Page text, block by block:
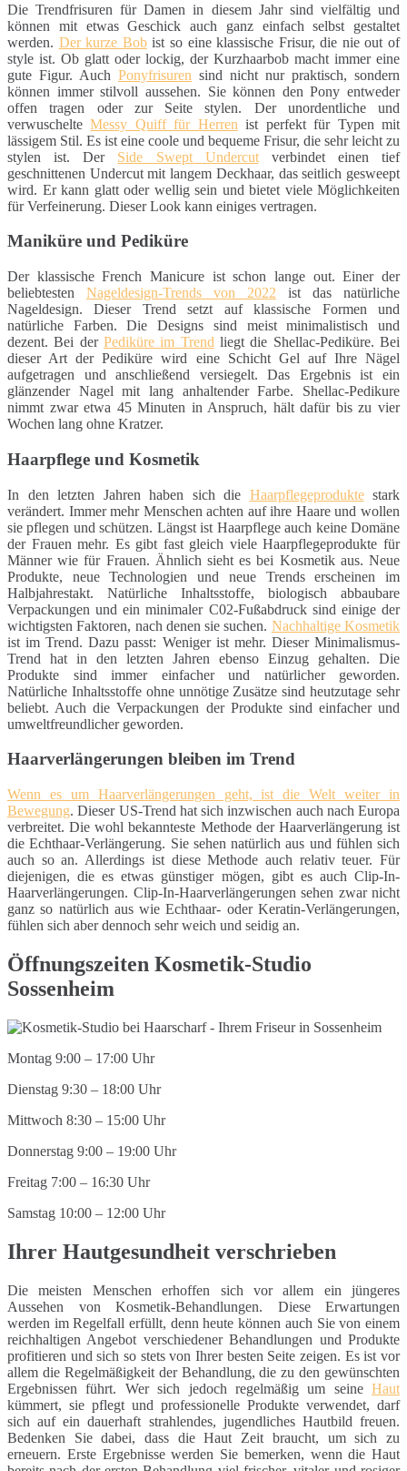
Die Trendfrisuren für Damen in diesem Jahr sind vielfältig und
können mit etwas Geschick auch ganz einfach selbst gestaltet
werden. Der kurze Bobist so eine klassische Frisur, die nie out of
style ist. Ob glatt oder lockig, der Kurzhaarbob macht immer eine
gute Figur. Auch Ponyfrisuren sind nicht nur praktisch, sondern
können immer stilvoll aussehen. Sie können den Pony entweder
offen tragen oder zur Seite stylen. Der unordentliche und
verwuschelteMessy Quiff für Herren ist perfekt für Typen mit
lässigem Stil. Es ist eine coole und bequeme Frisur, die sehr leicht zu
stylen ist. Der Side Swept Undercutverbindet einen tief
geschnittenen Undercut mit langem Deckhaar, das seitlich gesweept
wird. Er kann glatt oder wellig sein und bietet viele Möglichkeiten
für Verfeinerung. Dieser Look kann einiges vertragen.
Maniküre und Pediküre
Der klassische French Manicure ist schon lange out. Einer der
beliebtesten Nageldesign-Trends von 2022 ist das natürliche
Nageldesign. Dieser Trend setzt auf klassische Formen und
natürliche Farben. Die Designs sind meist minimalistisch und
dezent. Bei der Pediküre im Trend liegt die Shellac-Pediküre. Bei
dieser Art der Pediküre wird eine Schicht Gel auf Ihre Nägel
aufgetragen und anschließend versiegelt. Das Ergebnis ist ein
glänzender Nagel mit lang anhaltender Farbe. Shellac-Pedikure
nimmt zwar etwa 45 Minuten in Anspruch, hält dafür bis zu vier
Wochen lang ohne Kratzer.
Haarpflege und Kosmetik
In den letzten Jahren haben sich die Haarpflegeproduktestark
verändert. Immer mehr Menschen achten auf ihre Haare und wollen
sie pflegen und schützen. Längst ist Haarpflege auch keine Domäne
der Frauen mehr. Es gibt fast gleich viele Haarpflegeprodukte für
Männer wie für Frauen. Ähnlich sieht es bei Kosmetik aus. Neue
Produkte, neue Technologien und neue Trends erscheinen im
Halbjahrestakt. Natürliche Inhaltsstoffe, biologisch abbaubare
Verpackungen und ein minimaler C02-Fußabdruck sind einige der
wichtigsten Faktoren, nach denen sie suchen. Nachhaltige Kosmetik
ist im Trend. Dazu passt: Weniger ist mehr. Dieser Minimalismus-
Trend hat in den letzten Jahren ebenso Einzug gehalten. Die
Produkte sind immer einfacher und natürlicher geworden.
Natürliche Inhaltsstoffe ohne unnötige Zusätze sind heutzutage sehr
beliebt. Auch die Verpackungen der Produkte sind einfacher und
umweltfreundlicher geworden.
Haarverlängerungen bleiben im Trend
Wenn es um Haarverlängerungen geht, ist die Welt weiter in
Bewegung. Dieser US-Trend hat sich inzwischen auch nach Europa
verbreitet. Die wohl bekannteste Methode der Haarverlängerung ist
die Echthaar-Verlängerung. Sie sehen natürlich aus und fühlen sich
auch so an. Allerdings ist diese Methode auch relativ teuer. Für
diejenigen, die es etwas günstiger mögen, gibt es auch Clip-In-
Haarverlängerungen. Clip-In-Haarverlängerungen sehen zwar nicht
ganz so natürlich aus wie Echthaar- oder Keratin-Verlängerungen,
fühlen sich aber dennoch sehr weich und seidig an.
Öffnungszeiten Kosmetik-Studio
Sossenheim
Montag 9:00 – 17:00 Uhr
Dienstag 9:30 – 18:00 Uhr
Mittwoch 8:30 – 15:00 Uhr
Donnerstag 9:00 – 19:00 Uhr
Freitag 7:00 – 16:30 Uhr
Samstag 10:00 – 12:00 Uhr
Ihrer Hautgesundheit verschrieben
Die meisten Menschen erhoffen sich vor allem ein jüngeres
Aussehen von Kosmetik-Behandlungen. Diese Erwartungen
werden im Regelfall erfüllt, denn heute können auch Sie von einem
reichhaltigen Angebot verschiedener Behandlungen und Produkte
profitieren und sich so stets von Ihrer besten Seite zeigen. Es ist vor
allem die Regelmäßigkeit der Behandlung, die zu den gewünschten
Ergebnissen führt. Wer sich jedoch regelmäßig um seine Haut
kümmert, sie pflegt und professionelle Produkte verwendet, darf
sich auf ein dauerhaft strahlendes, jugendliches Hautbild freuen.
Bedenken Sie dabei, dass die Haut Zeit braucht, um sich zu
erneuern. Erste Ergebnisse werden Sie bemerken, wenn die Haut